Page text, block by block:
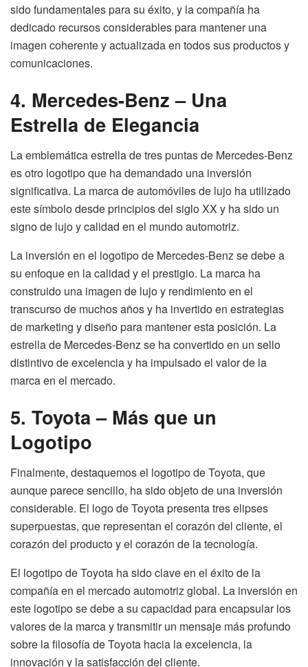
sido fundamentales para su éxito, y la compañía ha
dedicado recursos considerables para mantener una
imagen coherente y actualizada en todos sus productos y
comunicaciones.
4. Mercedes-Benz – Una
Estrella de Elegancia
La emblemática estrella de tres puntas de Mercedes-Benz
es otro logotipo que ha demandado una inversión
significativa. La marca de automóviles de lujo ha utilizado
este símbolo desde principios del siglo XX y ha sido un
signo de lujo y calidad en el mundo automotriz.
La inversión en el logotipo de Mercedes-Benz se debe a
su enfoque en la calidad y el prestigio. La marca ha
construido una imagen de lujo y rendimiento en el
transcurso de muchos años y ha invertido en estrategias
de marketing y diseño para mantener esta posición. La
estrella de Mercedes-Benz se ha convertido en un sello
distintivo de excelencia y ha impulsado el valor de la
marca en el mercado.
5. Toyota – Más que un
Logotipo
Finalmente, destaquemos el logotipo de Toyota, que
aunque parece sencillo, ha sido objeto de una inversión
considerable. El logo de Toyota presenta tres elipses
superpuestas, que representan el corazón del cliente, el
corazón del producto y el corazón de la tecnología.
El logotipo de Toyota ha sido clave en el éxito de la
compañía en el mercado automotriz global. La inversión en
este logotipo se debe a su capacidad para encapsular los
valores de la marca y transmitir un mensaje más profundo
sobre la filosofía de Toyota hacia la excelencia, la
innovación y la satisfacción del cliente.